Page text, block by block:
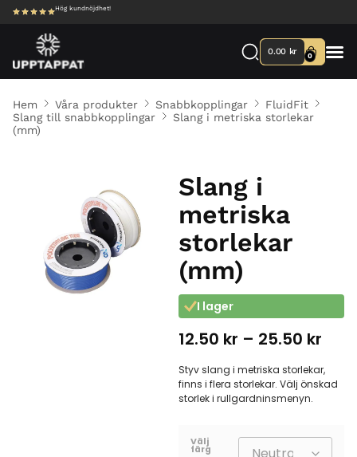
Hög kundnöjdhet!
0.00 kr 0
Hem Våra produkter Snabbkopplingar
FluidFit
Slang till snabbkopplingar
Slang i metriska storlekar
(mm)
Slang i
metriska
storlekar
(mm)
I lager
12.50 kr – 25.50 kr
Styv slang i metriska storlekar,
finns i flera storlekar. Välj önskad
storlek i rullgardninsmenyn.
Välj
färg